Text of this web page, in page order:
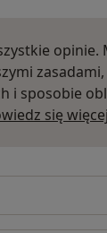
opinie.
i sposobie
się więcej